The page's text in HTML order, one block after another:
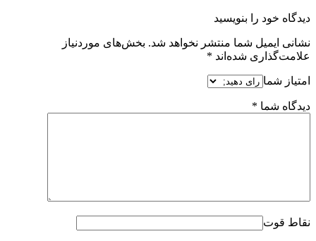
دیدگاه خود را بنویسید
نشانی ایمیل شما منتشر نخواهد شد. بخش‌های موردنیاز
علامت‌گذاری شده‌اند *
امتیاز شما
دیدگاه شما *
نقاط قوت